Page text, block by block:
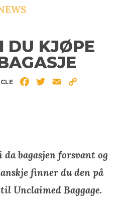
DU KJØPE
FacebookTwitterEmail
bagasjen forsvant og
finner du den på
Unclaimed Baggage.